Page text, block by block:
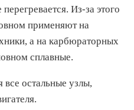
Из-за этого
применяют на
а на карбюраторных
сплавные.
все остальные узлы,